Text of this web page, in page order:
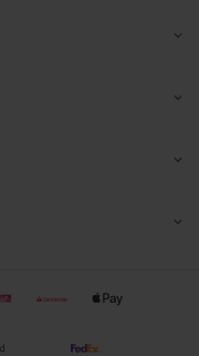



